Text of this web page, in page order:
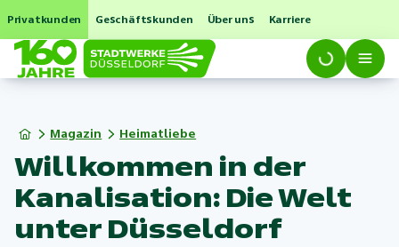
Privatkunden Geschäftskunden Über uns Karriere
Magazin Heimatliebe
Willkommen in der
Kanalisation: Die Welt
unter Düsseldorf